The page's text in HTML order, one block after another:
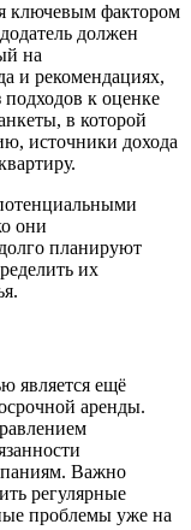
ключевым фактором
должен
на
и рекомендациях,
к оценке
в которой
источники дохода
они
планируют
их
является ещё
аренды.
Важно
регулярные
проблемы уже на